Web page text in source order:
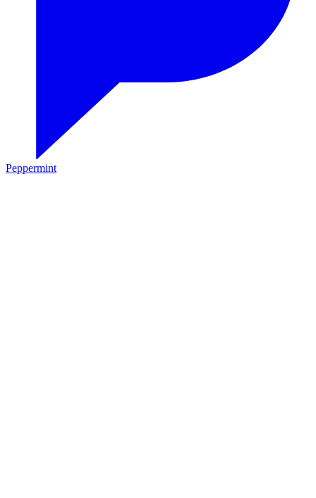
Peppermint